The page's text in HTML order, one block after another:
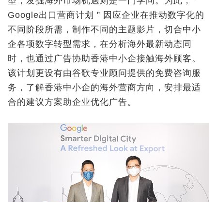
Google出口营商计划＂因应企业在推动数字化的
不同阶段所需，制作不同的主题影片，切合中小
企各项数字转型需求，在分析海外最新动态同
时，也通过广告协助香港中小企接触海外顾客。
该计划更设有由谷歌专业顾问提供的免费咨询服
务，了解香港中小企的海外营商方向，安排最适
合的建议方案助企业优化广告。